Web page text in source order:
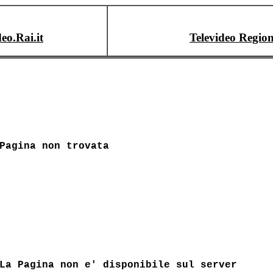
Televideo
Pagina non trovata
La Pagina non e' disponibile sul server